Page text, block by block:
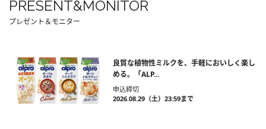
PRESENT&MONITOR
プレゼント＆モニター
良質な植物性ミルクを、手軽においしく楽し
める。「ALP...
申込締切
2026.08.29（土）23:59まで